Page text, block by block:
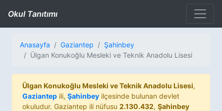
Okul Tanıtımı
Anasayfa Gaziantep
Şahinbey
Ülgan Konukoğlu Mesleki ve Teknik Anadolu Lisesi
Ülgan Konukoğlu Mesleki ve Teknik Anadolu Lisesi,
Gaziantep ili, Şahinbey ilçesinde bulunan devlet
okuludur. Gaziantep ili nüfusu 2.130.432, Şahinbey